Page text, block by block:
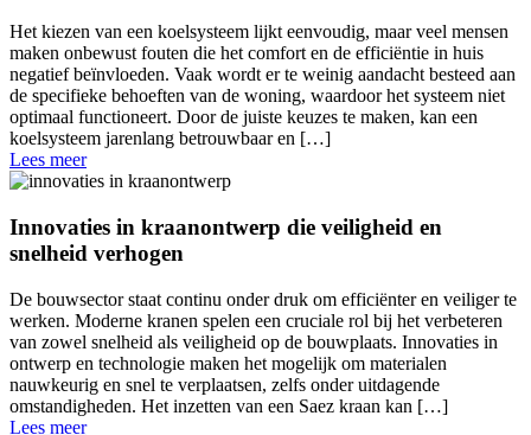
Het kiezen van een koelsysteem lijkt eenvoudig, maar veel mensen
maken onbewust fouten die het comfort en de efficiëntie in huis
negatief beïnvloeden. Vaak wordt er te weinig aandacht besteed aan
de specifieke behoeften van de woning, waardoor het systeem niet
optimaal functioneert. Door de juiste keuzes te maken, kan een
koelsysteem jarenlang betrouwbaar en […]
Lees meer
Innovaties in kraanontwerp die veiligheid en
snelheid verhogen
De bouwsector staat continu onder druk om efficiënter en veiliger te
werken. Moderne kranen spelen een cruciale rol bij het verbeteren
van zowel snelheid als veiligheid op de bouwplaats. Innovaties in
ontwerp en technologie maken het mogelijk om materialen
nauwkeurig en snel te verplaatsen, zelfs onder uitdagende
omstandigheden. Het inzetten van een Saez kraan kan […]
Lees meer